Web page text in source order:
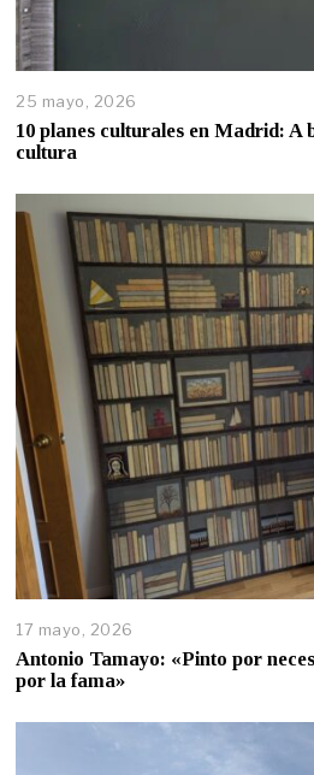
25 mayo, 2026
10 planes culturales en Madrid: A
cultura
17 mayo, 2026
Antonio Tamayo: «Pinto por
por la fama»